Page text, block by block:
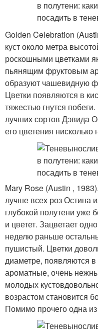
Golden Celebration
куст около метра
роскошными цветками
пьянящим фруктовым
образуют чашевидную
Цветки появляются в
тяжестью гнутся
лучших сортов Дэвида
его цветения нисколько
Mary Rose (Austin ,
лучше всех роз Остина
глубокой полутени уже
и цветет. Зацветает
неделю раньше
пушистый. Цветки
диаметре, появляются
ароматные, очень
молодых
возрастом становится
Помимо прочего одна